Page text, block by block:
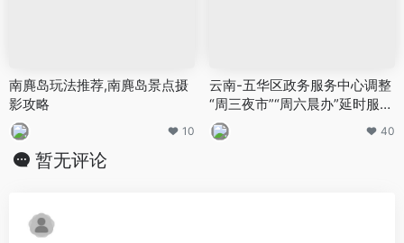
南麂岛玩法推荐,南麂岛景点摄
影攻略
10
云南-五华区政务服务中心调整
“周三夜市”“周六晨办”延时服务
时间
40
暂无评论